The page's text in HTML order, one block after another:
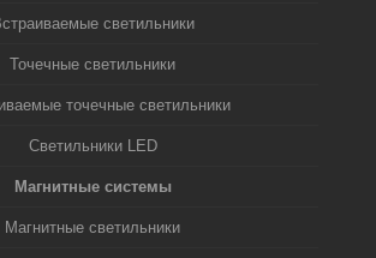
светильники
Точечные светильники
точечные светильники
Светильники LED
Магнитные системы
Магнитные светильники